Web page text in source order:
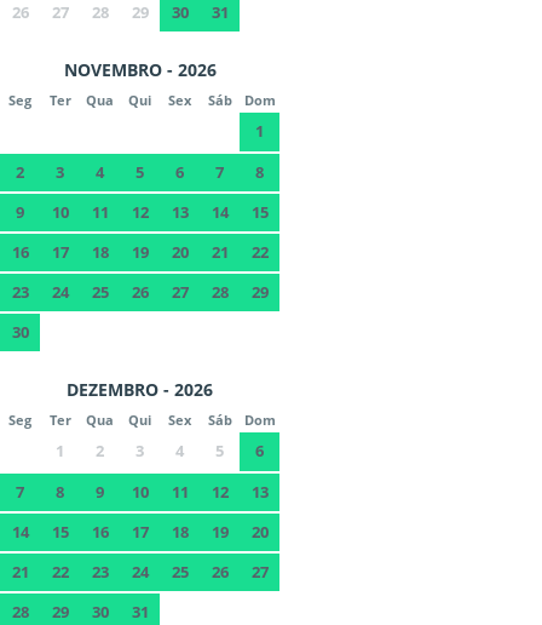
26
27 28 29 30 31
NOVEMBRO - 2026
Seg Ter Qua Qui Sex Sáb Dom
1
2
3 4 5 6 7
8
9
10 11 12 13 14
15
16
17 18 19 20 21
22
23
24 25 26 27 28
29
30
DEZEMBRO - 2026
Seg Ter Qua Qui Sex Sáb Dom
1 2 3 4 5
6
7
8 9 10 11 12
13
14
15 16 17 18 19
20
21
22 23 24 25 26
27
28
29 30 31